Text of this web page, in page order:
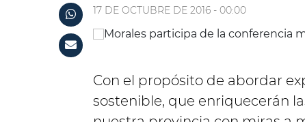
17 DE OCTUBRE DE 2016 - 00:00
Con el propósito de abordar
sostenible, que enriquecerán